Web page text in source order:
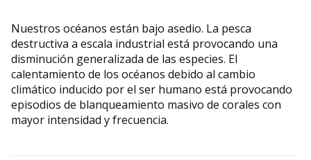
Nuestros océanos están bajo asedio. La pesca
destructiva a escala industrial está provocando una
disminución generalizada de las especies. El
calentamiento de los océanos debido al cambio
climático inducido por el ser humano está provocando
episodios de blanqueamiento masivo de corales con
mayor intensidad y frecuencia.